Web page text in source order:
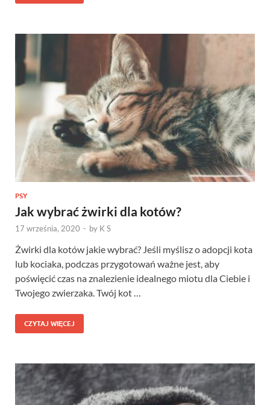
PSY
Jak wybrać żwirki dla kotów?
17 września, 2020 - by K S
Żwirki dla kotów jakie wybrać? Jeśli myślisz o adopcji kota
lub kociaka, podczas przygotowań ważne jest, aby
poświęcić czas na znalezienie idealnego miotu dla Ciebie i
Twojego zwierzaka. Twój kot …
CZYTAJ WIĘCEJ